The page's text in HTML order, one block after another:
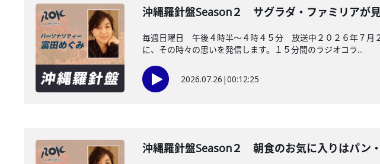
沖縄羅針盤Season２ サグラダ・ファミリアが
毎週日曜日 午後４時半～４時４５分 放送中２０２６年７月
に、その時々の思いを発信します。１５分間のラジオコラ...
2026.07.26 |00:12:25
沖縄羅針盤Season２ 朝食のお気に入りはパン